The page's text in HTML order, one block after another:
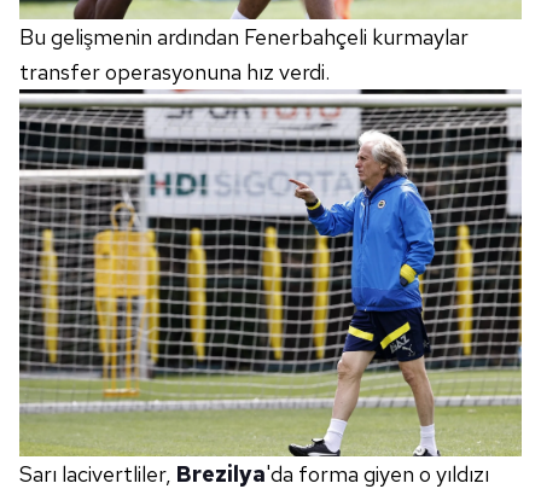
verileriniz işlenmekte olup gerekli olan çerezler bilgi
toplumu hizmetlerinin sunulması amacıyla
kullanılmaktadır. Diğer çerezler, sitemizin daha işlevsel
kılınması ve kişiselleştirilmesi ve sizlere yönelik
reklam/pazarlama faaliyetlerinin yapılması, amaçlarıyla
sınırlı olarak açık rızanız dahilinde kullanılacaktır.
Çerezlere ilişkin tercihlerinizi aşağıda yer alan panel
vasıtasıyla belirleyebilirsiniz. Çerezlere ilişkin detaylı bilgi
için Ayarlar butonuna tıklayabilir,Çerez Bilgilendirme
Metnimiziziyaret edebilirsiniz.
6698 sayılı Kişisel Verilerin Korunması Kanunu uyarınca
hazırlanmış Aydınlatma Metnimizi okumak ve sitemizde
ilgili mevzuata uygun olarak kullanılan çerezlerle ilgili bilgi
almak için lütfentıklayınız.
Bu gelişmenin ardından Fenerbahçeli kurmaylar
transfer operasyonuna hız verdi.
Sarı lacivertliler, Brezilya'da forma giyen o yıldızı